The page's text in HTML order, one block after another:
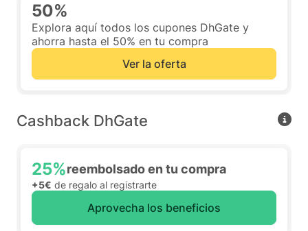
50%
Explora aquí todos los cupones DhGate y
ahorra hasta el 50% en tu compra
Ver la oferta
Cashback DhGate
25%reembolsado en tu compra
+5€ de regalo al registrarte
Aprovecha los beneficios